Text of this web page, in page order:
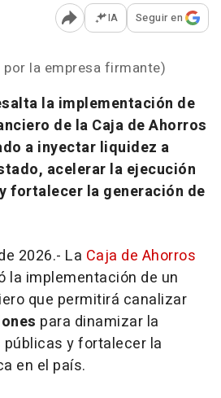
Abrir opciones para
IA Seguir en
la empresa firmante)
la implementación de
de la Caja de Ahorros
a inyectar liquidez a
acelerar la ejecución
fortalecer la generación de
2026.- La Caja de Ahorros
la implementación de un
que permitirá canalizar
para dinamizar la
y fortalecer la
en el país.